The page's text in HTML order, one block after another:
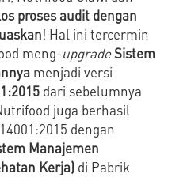
proses audit dengan
! Hal ini tercermin
meng-upgrade Sistem
menjadi versi
dari sebelumnya
juga berhasil
dengan
Manajemen
Kerja) di Pabrik